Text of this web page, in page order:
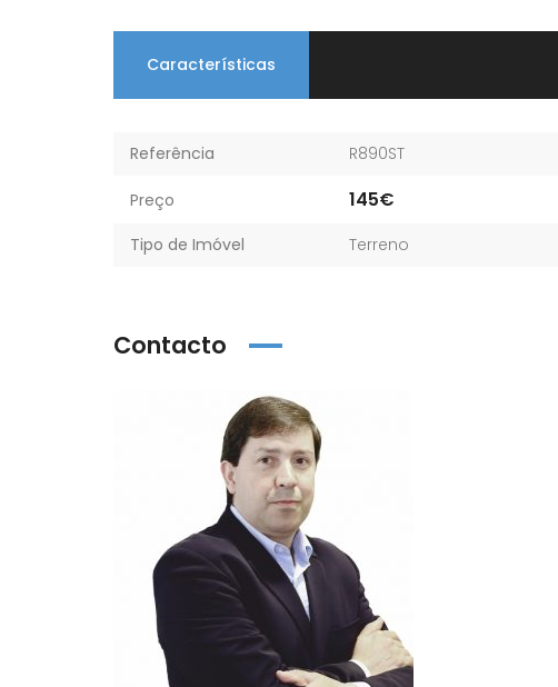
Características
Referência R890ST
Preço 145€
Tipo de Imóvel Terreno
Contacto